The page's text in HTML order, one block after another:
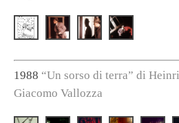
1988 “Un sorso di terra” di
Giacomo Vallozza